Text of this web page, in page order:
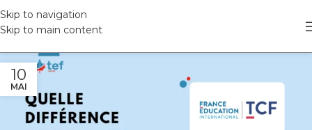
Skip to navigation
Skip to main content
10
MAI